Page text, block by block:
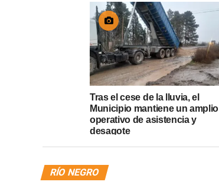
Tras el cese de la lluvia, el
Municipio mantiene un amplio
operativo de asistencia y
desagote
RÍO NEGRO